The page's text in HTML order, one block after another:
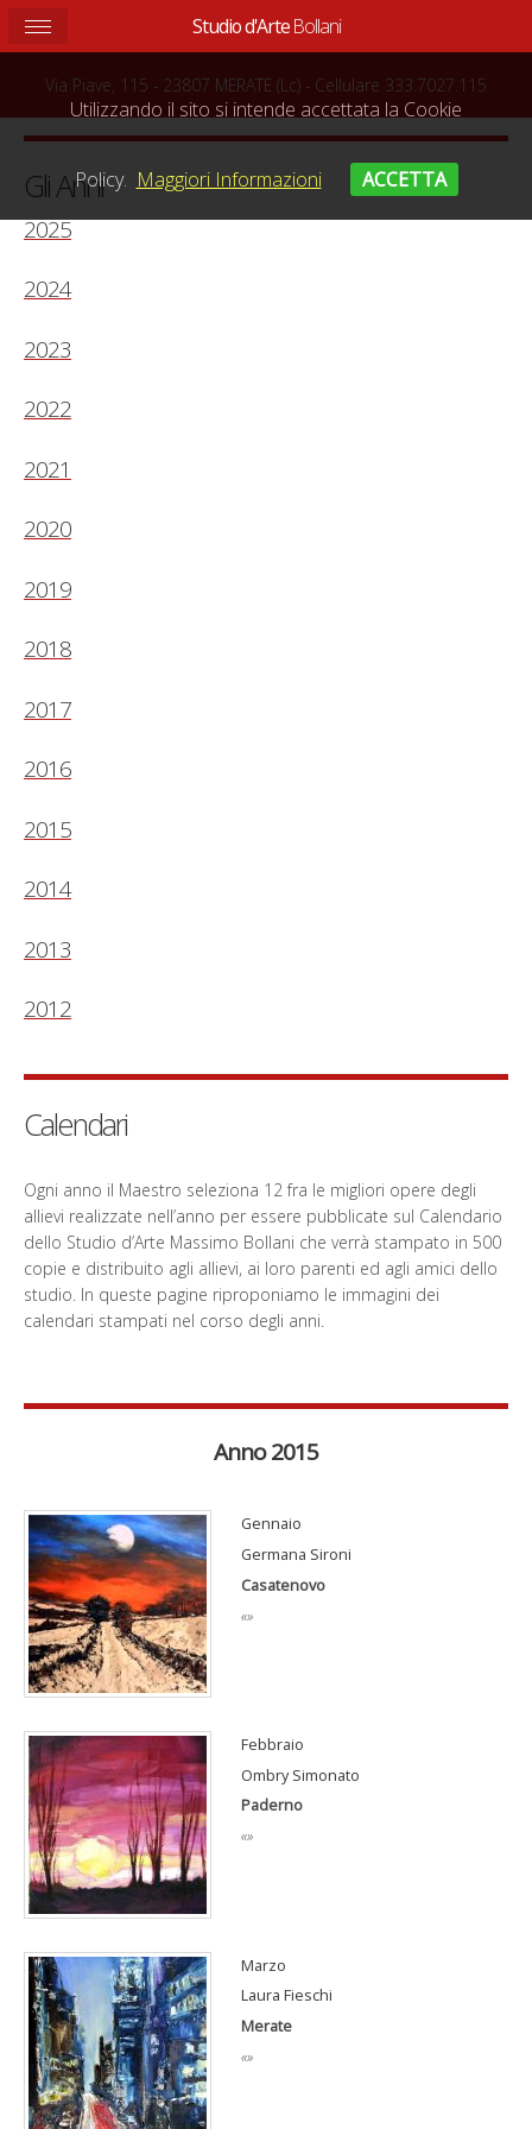
Via Piave, 115 - 23807 MERATE (Lc) - Cellulare 333.7027.115
Gli Anni
2025
2024
2023
2022
2021
2020
2019
2018
2017
2016
2015
2014
2013
2012
Calendari
Ogni anno il Maestro seleziona 12 fra le migliori opere degli
allievi realizzate nell’anno per essere pubblicate sul Calendario
dello Studio d’Arte Massimo Bollani che verrà stampato in 500
copie e distribuito agli allievi, ai loro parenti ed agli amici dello
studio. In queste pagine riproponiamo le immagini dei
calendari stampati nel corso degli anni.
Anno 2015
Gennaio
Germana Sironi
Casatenovo
«»
Febbraio
Ombry Simonato
Paderno
«»
Marzo
Laura Fieschi
Merate
«»
Studio d'ArteBollani
Questo sito web utilizza i cookie per migliorare la navigazione.
Utilizzando il sito si intende accettata la Cookie
Policy. Maggiori Informazioni ACCETTA